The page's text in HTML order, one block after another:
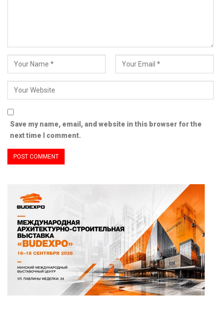
Save my name, email, and website in this browser for the
next time I comment.